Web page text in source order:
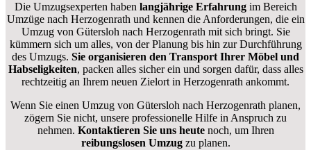
Die Umzugsexperten haben langjährige Erfahrungim Bereich
Umzüge nach Herzogenrath und kennen die Anforderungen, die ein
Umzug von Gütersloh nach Herzogenrath mit sich bringt. Sie
kümmern sich um alles, von der Planung bis hin zur Durchführung
des Umzugs. Sie organisieren den Transport Ihrer Möbel und
Habseligkeiten, packen alles sicher ein und sorgen dafür, dass alles
rechtzeitig an Ihrem neuen Zielort in Herzogenrath ankommt.
Wenn Sie einen Umzug von Gütersloh nach Herzogenrath planen,
zögern Sie nicht, unsere professionelle Hilfe in Anspruch zu
nehmen. Kontaktieren Sie uns heutenoch, um Ihren
reibungslosen Umzugzu planen.